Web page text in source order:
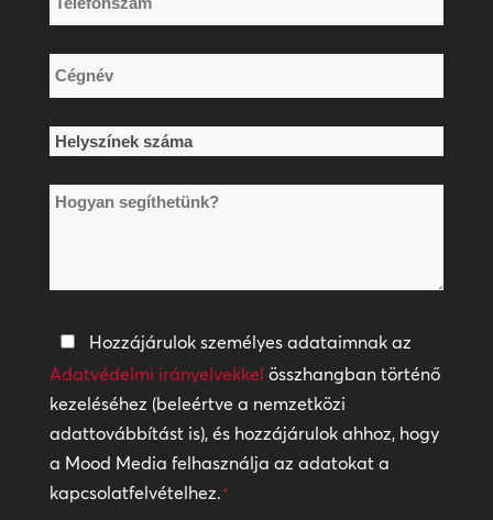
*
Cégnév
*
Helyszínek
*Hogyan
Adatvédelmi
irányelvek
*
Hozzájárulok személyes adataimnak az
Adatvédelmi irányelvekkel összhangban történő
kezeléséhez (beleértve a nemzetközi
adattovábbítást is), és hozzájárulok ahhoz, hogy
a Mood Media felhasználja az adatokat a
kapcsolatfelvételhez.*